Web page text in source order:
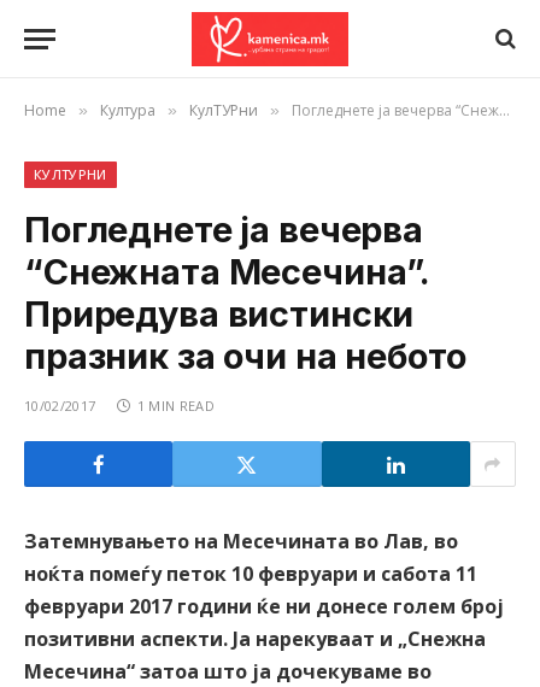
Home » Култура » КулТУРни » Погледнете ја вечерва “Снежната Месечина”. Приредува вистински празник за очи на небото
КУЛТУРНИ
Погледнете ја вечерва
“Снежната Месечина”.
Приредува вистински
празник за очи на небото
10/02/2017 1 MIN READ
Затемнувањето на Месечината во Лав, во
ноќта помеѓу петок 10 февруари и сабота 11
февруари 2017 години ќе ни донесе голем број
позитивни аспекти. Ја нарекуваат и „Снежна
Месечина“ затоа што ја дочекуваме во